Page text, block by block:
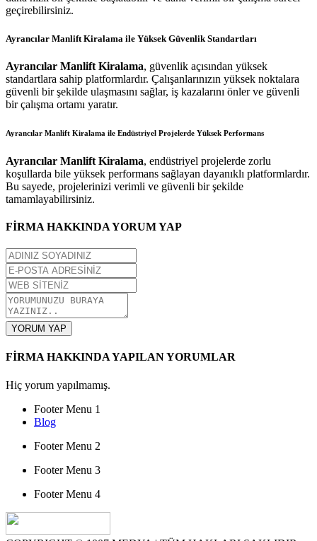
geçirebilirsiniz.
Ayrancılar Manlift Kiralama ile Yüksek Güvenlik Standartları
Ayrancılar Manlift Kiralama, güvenlik açısından yüksek
standartlara sahip platformlardır. Çalışanlarınızın yüksek noktalara
güvenli bir şekilde ulaşmasını sağlar, iş kazalarını önler ve güvenli
bir çalışma ortamı yaratır.
Ayrancılar Manlift Kiralama ile Endüstriyel Projelerde Yüksek Performans
Ayrancılar Manlift Kiralama, endüstriyel projelerde zorlu
koşullarda bile yüksek performans sağlayan dayanıklı platformlardır.
Bu sayede, projelerinizi verimli ve güvenli bir şekilde
tamamlayabilirsiniz.
FİRMA HAKKINDA YORUM YAP
YORUM YAP
FİRMA HAKKINDA YAPILAN YORUMLAR
Hiç yorum yapılmamış.
Footer Menu 1
Blog
Footer Menu 2
Footer Menu 3
Footer Menu 4